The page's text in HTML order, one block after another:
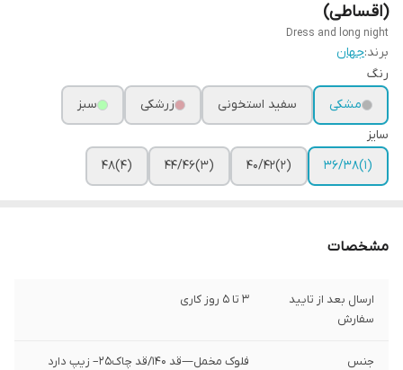
(اقساطی)
Dress and long night
برند:جهان
رنگ
مشکی
سفید استخونی زرشکی
سبز
سایز
(۱)۳۶/۳۸
(۲)۴۰/۴۲ (۳)۴۴/۴۶ (۴)۴۸
مشخصات
ارسال بعد از تایید
سفارش
3 تا 5 روز کاری
جنس فلوک مخمل—قد ۱۴۰/قد چاک۲۵– زیپ دارد